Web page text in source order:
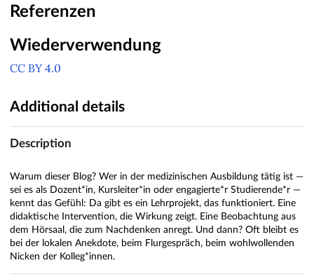
Referenzen
Wiederverwendung
CC BY 4.0
Additional details
Description
Warum dieser Blog? Wer in der medizinischen Ausbildung tätig ist —
sei es als Dozent*in, Kursleiter*in oder engagierte*r Studierende*r —
kennt das Gefühl: Da gibt es ein Lehrprojekt, das funktioniert. Eine
didaktische Intervention, die Wirkung zeigt. Eine Beobachtung aus
dem Hörsaal, die zum Nachdenken anregt. Und dann? Oft bleibt es
bei der lokalen Anekdote, beim Flurgespräch, beim wohlwollenden
Nicken der Kolleg*innen.